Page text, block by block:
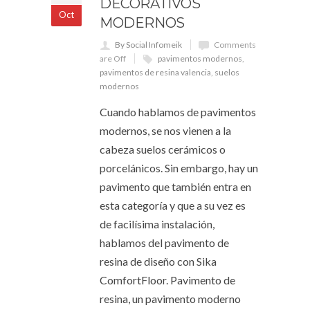
Oct
DECORATIVOS
MODERNOS
By Social Infomeik
Comments
are Off
pavimentos modernos,
pavimentos de resina valencia, suelos
modernos
Cuando hablamos de pavimentos
modernos, se nos vienen a la
cabeza suelos cerámicos o
porcelánicos. Sin embargo, hay un
pavimento que también entra en
esta categoría y que a su vez es
de facilísima instalación,
hablamos del pavimento de
resina de diseño con Sika
ComfortFloor. Pavimento de
resina, un pavimento moderno